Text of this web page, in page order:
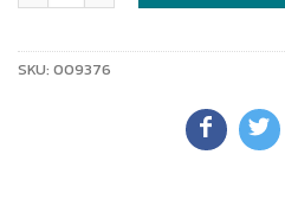
SKU: 009376